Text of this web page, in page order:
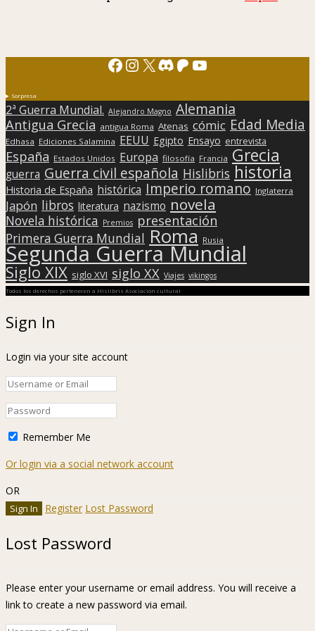
Facebook
Instagram
X Discord
Patreon
YouTube
Sorpresa
2ª Guerra Mundial. Alejandro Magno Alemania
Antigua Grecia antigua Roma Atenas cómic Edad Media
Edhasa Ediciones Salamina EEUU Egipto Ensayo entrevista
España Estados Unidos Europa filosofía Francia Grecia
guerra Guerra civil española Hislibris historia
Historia de España histórica Imperio romano Inglaterra
Japón libros literatura nazismo novela
Novela histórica Premios presentación
Primera Guerra Mundial Roma Rusia
Segunda Guerra Mundial
Siglo XIX siglo XVI siglo XX Viajes vikingos
Todos los derechos pertenecen a Hislibris Asociación cultural
Sign In
Login via your site account
Remember Me
Or login via a social network account
OR
Register Lost Password
Lost Password
Please enter your username or email address. You will receive a
link to create a new password via email.